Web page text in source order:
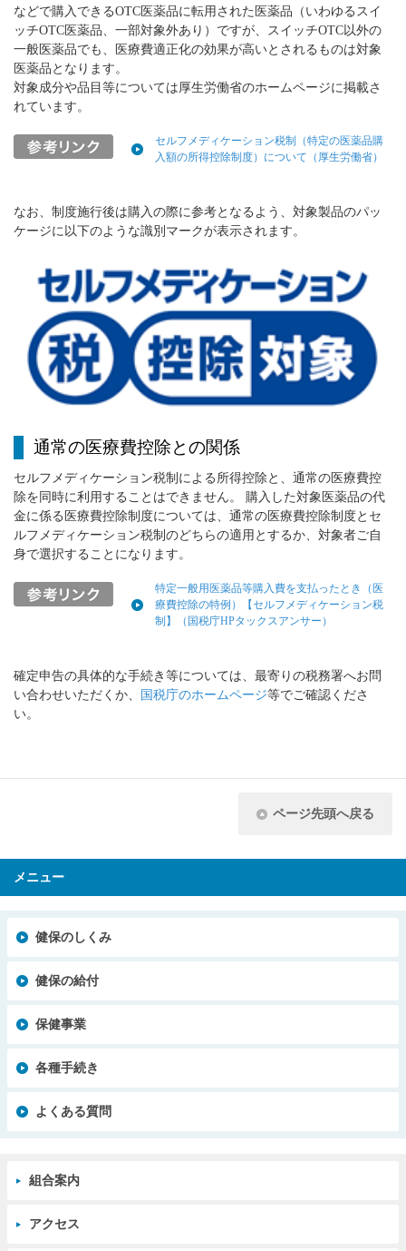
などで購入できるOTC医薬品に転用された医薬品（いわゆるスイ
ッチOTC医薬品、一部対象外あり）ですが、スイッチOTC以外の
一般医薬品でも、医療費適正化の効果が高いとされるものは対象
医薬品となります。
対象成分や品目等については厚生労働省のホームページに掲載さ
れています。
セルフメディケーション税制（特定の医薬品購
入額の所得控除制度）について（厚生労働省）
なお、制度施行後は購入の際に参考となるよう、対象製品のパッ
ケージに以下のような識別マークが表示されます。
通常の医療費控除との関係
セルフメディケーション税制による所得控除と、通常の医療費控
除を同時に利用することはできません。 購入した対象医薬品の代
金に係る医療費控除制度については、通常の医療費控除制度とセ
ルフメディケーション税制のどちらの適用とするか、対象者ご自
身で選択することになります。
特定一般用医薬品等購入費を支払ったとき（医
療費控除の特例）【セルフメディケーション税
制】（国税庁HPタックスアンサー）
確定申告の具体的な手続き等については、最寄りの税務署へお問
い合わせいただくか、
国税庁のホームページ等でご確認くださ
い。
ページ先頭へ戻る
メニュー
健保のしくみ
健保の給付
保健事業
各種手続き
よくある質問
組合案内
アクセス